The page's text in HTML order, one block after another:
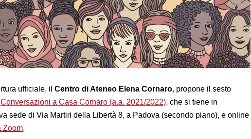
ufficiale, il Centro di Ateneo Elena Cornaro, propone il sesto
Conversazioni a Casa Cornaro (a.a. 2021/2022), che si tiene in
sede di Via Martiri della Libertà 8, a Padova (secondo piano), e online
Zoom.